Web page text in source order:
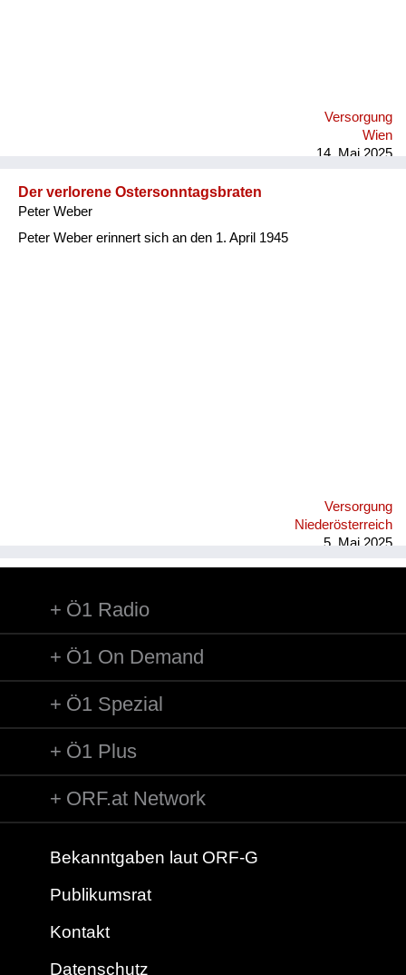
Versorgung
Wien
14. Mai 2025
Der verlorene Ostersonntagsbraten
Peter Weber
Peter Weber erinnert sich an den 1. April 1945
Versorgung
Niederösterreich
5. Mai 2025
Ö1 Radio
Ö1 On Demand
Ö1 Spezial
Ö1 Plus
ORF.at Network
Bekanntgaben laut ORF-G
Publikumsrat
Kontakt
Datenschutz